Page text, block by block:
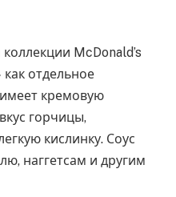
McDonald’s
как отдельное
кремовую
горчицы,
кислинку. Соус
наггетсам и другим